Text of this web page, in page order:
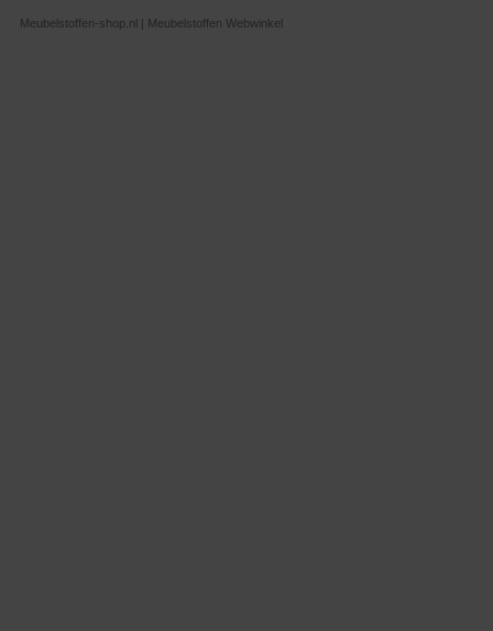
Meubelstoffen-shop.nl | Meubelstoffen Webwinkel